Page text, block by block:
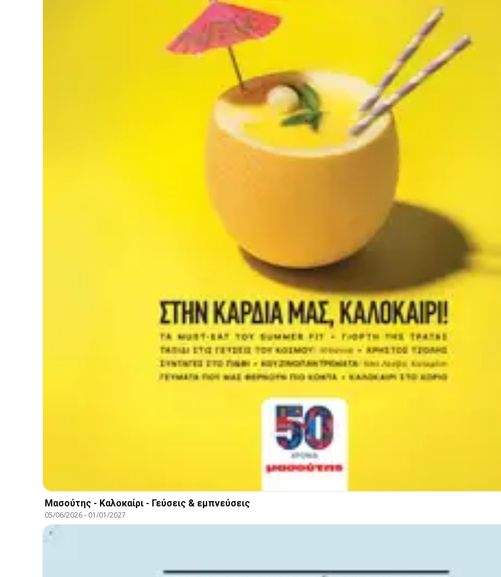
Μασούτης - Καλοκαίρι - Γεύσεις & εμπνεύσεις
05/06/2026- 01/01/2027